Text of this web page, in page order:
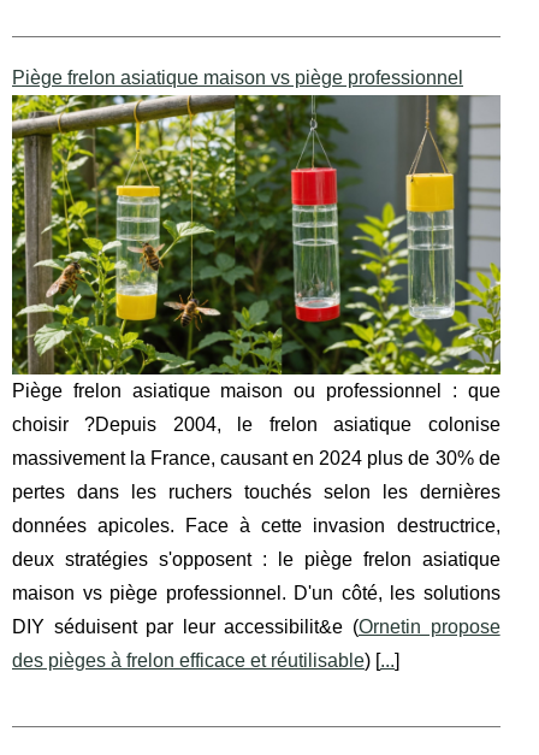
Piège frelon asiatique maison vs piège professionnel
Piège frelon asiatique maison ou professionnel : que
choisir ?Depuis 2004, le frelon asiatique colonise
massivement la France, causant en 2024 plus de 30% de
pertes dans les ruchers touchés selon les dernières
données apicoles. Face à cette invasion destructrice,
deux stratégies s'opposent : le piège frelon asiatique
maison vs piège professionnel. D'un côté, les solutions
DIY séduisent par leur accessibilit&e (Ornetin propose
des pièges à frelon efficace et réutilisable) [...]